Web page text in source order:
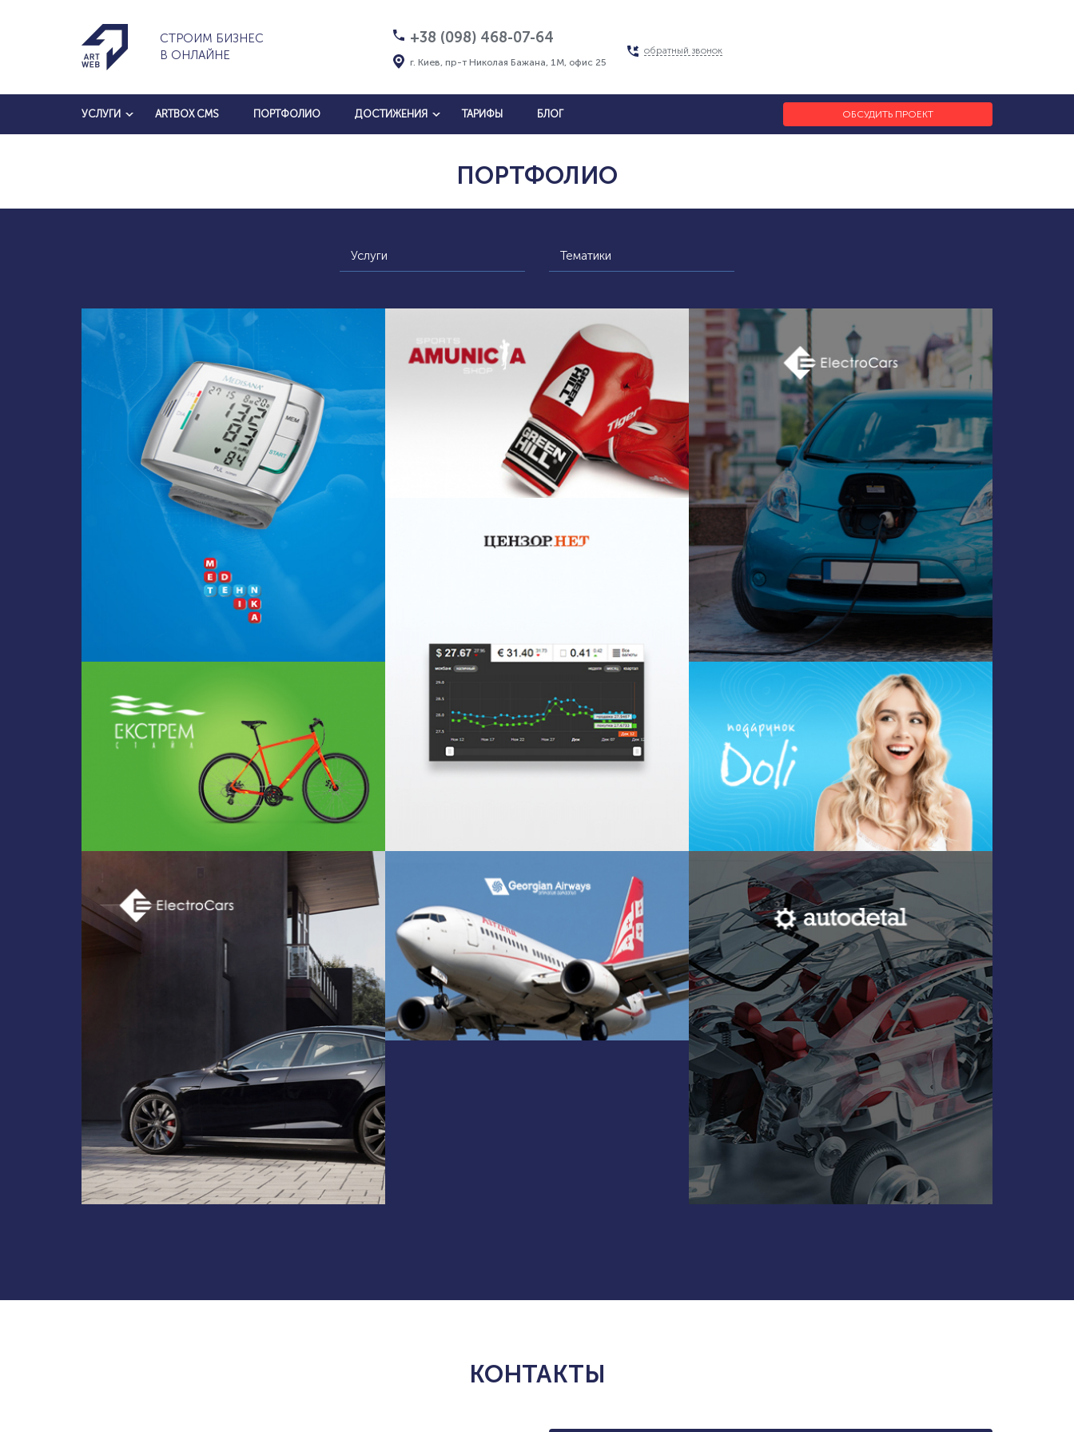
СТРОИМ БИЗНЕС
В ОНЛАЙНЕ
+38 (098) 468-07-64
г. Киев, пр-т Николая Бажана, 1М, офис 25
обратный звонок
УСЛУГИ ARTBOX CMS ПОРТФОЛИО ДОСТИЖЕНИЯ ТАРИФЫ БЛОГ ОБСУДИТЬ ПРОЕКТ
ПОРТФОЛИО
Услуги Тематики
КОНТАКТЫ